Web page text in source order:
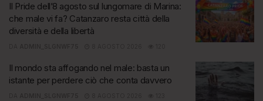
Il Pride dell’8 agosto sul lungomare di Marina:
che male vi fa? Catanzaro resta città della
diversità e della libertà
Il mondo sta affogando nel male: basta un
istante per perdere ciò che conta davvero